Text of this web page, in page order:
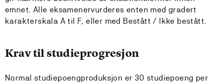
emnet. Alle eksamenervurderes enten med gradert
karakterskala A til F, eller med Bestått / Ikke bestått.
Krav til studieprogresjon
Normal studiepoengproduksjon er 30 studiepoeng per